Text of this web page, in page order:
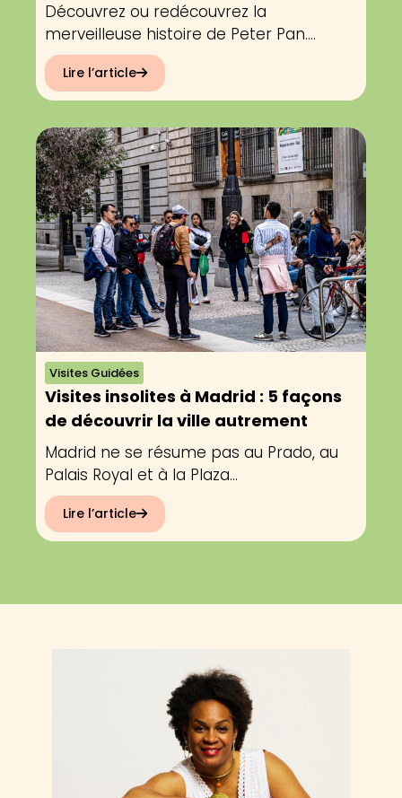
Découvrez ou redécouvrez la
merveilleuse histoire de Peter Pan....
Lire l’article
Visites Guidées
Visites insolites à Madrid : 5 façons
de découvrir la ville autrement
Madrid ne se résume pas au Prado, au
Palais Royal et à la Plaza...
Lire l’article